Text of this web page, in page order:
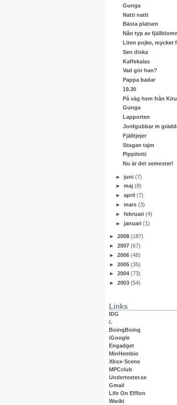
Gunga
Natti natti
Bästa platsen
Nån typ av
Liten pojke, mycket
Sen diska
Kaffekalas
Vad gör han?
Pappa badar
19.30
På väg hem från
Gunga
Lapporten
Jordgubbar m
Fjälltjejer
Stugan tajm
Pippilotti
Nu är det semester!
►juni(7)
►maj(8)
►april(7)
►mars(3)
►februari(4)
►januari(1)
► 2008 (187)
► 2007 (67)
► 2006 (48)
► 2005 (35)
► 2004 (73)
► 2003 (54)
Links
IDG
/.
BoingBoing
iGoogle
Engadget
MinHembio
Xbox-Scene
MPCclub
Undertexter.se
Gmail
Life On Efflon
Wwiki